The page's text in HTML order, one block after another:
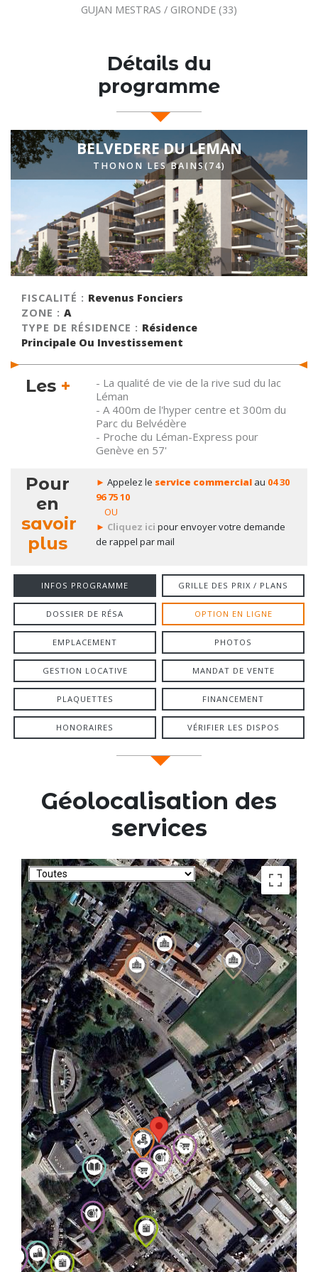
Détails du
programme
BELVEDERE DU LEMAN
THONON LES BAINS(74)
ZONE :A
TYPE DE RÉSIDENCE :Résidence
Principale Ou Investissement
- La qualité de vie de la rive sud du lac
Léman
Parc du Belvédère
- Proche du Léman-Express pour
Genève en 57'
Pour
savoir
plus
►Appelez leservice commercial
►Cliquez ici
pour envoyer votre demande
de rappel par mail
INFOS PROGRAMME GRILLE DES PRIX / PLANS
DOSSIER DE RÉSA OPTION EN LIGNE
EMPLACEMENT PHOTOS
GESTION LOCATIVE MANDAT DE VENTE
Géolocalisation des
services